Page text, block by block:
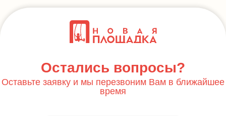
Остались вопросы?
Оставьте заявку и мы перезвоним Вам в ближайшее
время